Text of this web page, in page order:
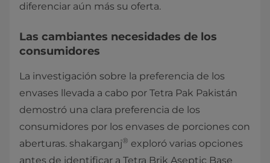
diferenciar aún más su oferta.
Las cambiantes necesidades de los
consumidores
La investigación sobre la preferencia de los
envases llevada a cabo por Tetra Pak Pakistán
demostró una clara preferencia de los
consumidores por los envases de porciones con
aberturas. shakarganj® exploró varias opciones
antes de identificar a Tetra Brik Aseptic Base